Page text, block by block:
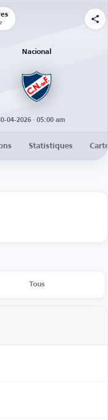
Nacional
04-2026 · 05:00 am
Statistiques
Tous